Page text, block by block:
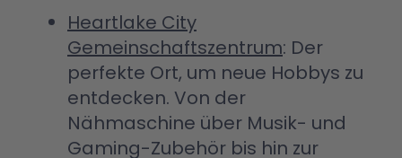
Heartlake City
Gemeinschaftszentrum: Der
perfekte Ort, um neue Hobbys zu
entdecken. Von der
Nähmaschine über Musik- und
Gaming-Zubehör bis hin zur